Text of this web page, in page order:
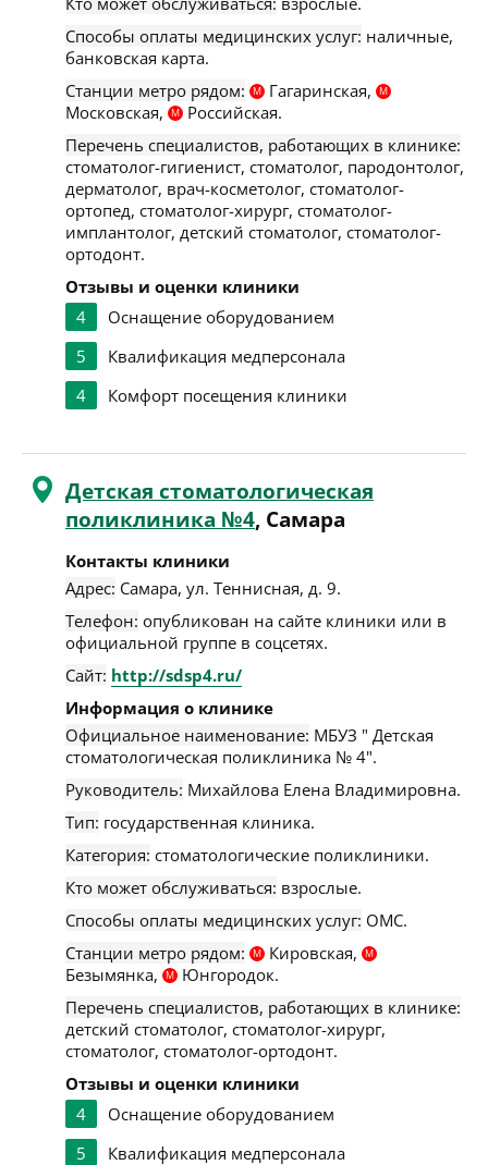
Способы оплаты медицинских услуг: наличные,
банковская карта.
Станции метро рядом:
М Гагаринская, М
Московская, М
Российская.
Перечень специалистов, работающих в клинике:
стоматолог-гигиенист, стоматолог, пародонтолог,
дерматолог, врач-косметолог, стоматолог-
ортопед, стоматолог-хирург, стоматолог-
имплантолог, детский стоматолог, стоматолог-
ортодонт.
Отзывы и оценки клиники
4
Оснащение оборудованием
5
Квалификация медперсонала
4
Комфорт посещения клиники
Детская стоматологическая
поликлиника №4, Самара
Контакты клиники
Адрес: Самара, ул. Теннисная, д. 9.
Телефон: опубликован на сайте клиники или в
официальной группе в соцсетях.
Сайт: http://sdsp4.ru/
Информация о клинике
Официальное наименование: МБУЗ " Детская
стоматологическая поликлиника № 4".
Руководитель: Михайлова Елена Владимировна.
Тип: государственная клиника.
Категория: стоматологические поликлиники.
Кто может обслуживаться: взрослые.
Способы оплаты медицинских услуг: ОМС.
Станции метро рядом:
М Кировская, М
Безымянка, М
Юнгородок.
Перечень специалистов, работающих в клинике:
детский стоматолог, стоматолог-хирург,
стоматолог, стоматолог-ортодонт.
Отзывы и оценки клиники
4
Оснащение оборудованием
5
Квалификация медперсонала